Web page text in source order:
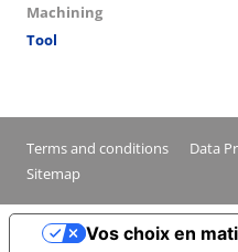
Machining
Tool
Conditions
Terms and conditions Data
Sitemap
Vos choix en